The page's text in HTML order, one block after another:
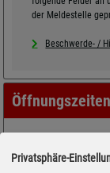
der Meldestelle
Beschwerde- /
Privatsphäre-